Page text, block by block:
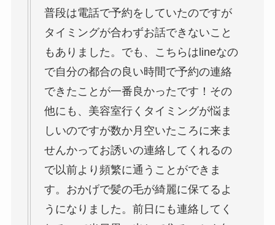
普段は電話で予約をしていたのですが
タイミングが合わずお話できないこと
もありました。でも、こちらはlineなの
で自分の都合の良い時間で予約の連絡
できたことが一番良かったです！その
他にも、美容室行くタイミングが悩ま
しいのですが数か月空いたころに来ま
せんかってお誘いの連絡してくれるの
で以前より頻繁に通うことができま
す。おかげで髪の毛が綺麗に保てるよ
うになりました。前日にも連絡してく